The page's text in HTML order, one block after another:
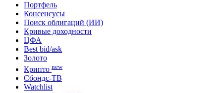
Портфель
Консенсусы
Поиск облигаций (ИИ)
Кривые доходности
ЦФА
Best bid/ask
Золото
Крипто new
Сбондс-ТВ
Watchlist